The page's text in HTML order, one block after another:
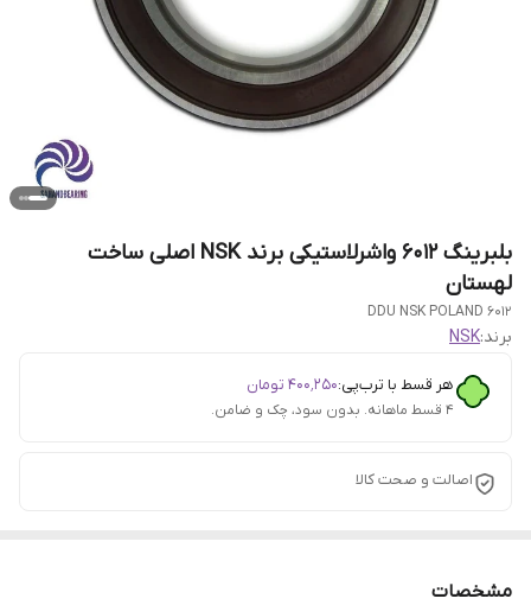
بلبرینگ 6012 واشرلاستیکی برند NSK اصلی ساخت
لهستان
6012 DDU NSK POLAND
برند:NSK
هر قسط با ترب‌پی:۴۰۰٬۲۵۰ تومان
۴ قسط ماهانه. بدون سود، چک و ضامن.
اصالت و صحت کالا
مشخصات